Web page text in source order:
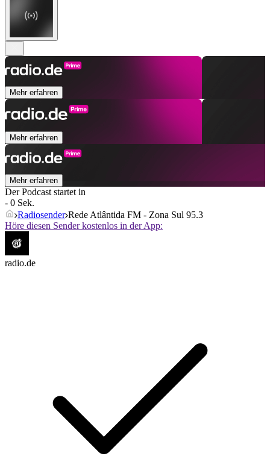
Mehr erfahren
Mehr erfahren
Mehr erfahren
Der Podcast startet in
- 0 Sek.
Radiosender Rede Atlântida FM - Zona Sul 95.3
Höre diesen Sender kostenlos in der App:
radio.de